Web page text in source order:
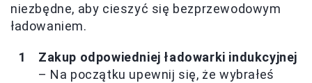
niezbędne, aby cieszyć się bezprzewodowym
ładowaniem.
Zakup odpowiedniej ładowarki indukcyjnej
– Na początku upewnij się, że wybrałeś